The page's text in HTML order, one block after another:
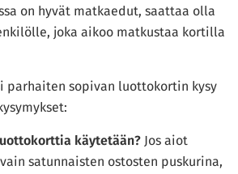
on hyvät matkaedut, saattaa olla
joka aikoo matkustaa kortilla
parhaiten sopivan luottokortin kysy
käytetään? Jos aiot
satunnaisten ostosten puskurina,